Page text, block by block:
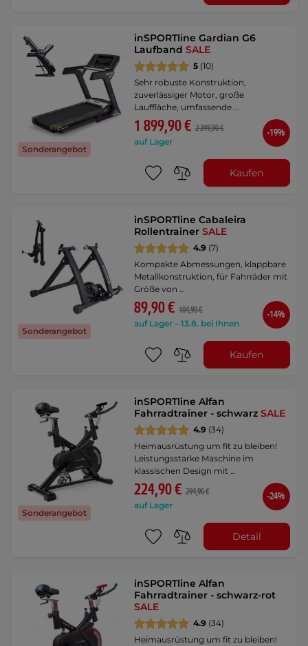
Sonderangebot
inSPORTline Gardian G6
LaufbandSALE
5 (10)
Sehr robuste Konstruktion,
zuverlässiger Motor, große
Lauffläche, umfassende …
1 899,90 € 2 349,90 €
auf Lager
-19%
Kaufen
Sonderangebot
inSPORTline Cabaleira
RollentrainerSALE
4.9 (7)
Kompakte Abmessungen, klappbare
Metallkonstruktion, für Fahrräder mit
Größe von …
89,90 € 104,90 €
auf Lager – 13.8. bei Ihnen
-14%
Kaufen
Sonderangebot
inSPORTline Alfan
Fahrradtrainer - schwarzSALE
4.9 (34)
Heimausrüstung um fit zu bleiben!
Leistungsstarke Maschine im
klassischen Design mit …
224,90 € 294,90 €
auf Lager
-24%
Detail
inSPORTline Alfan
Fahrradtrainer - schwarz-rot
SALE
4.9 (34)
Heimausrüstung um fit zu bleiben!